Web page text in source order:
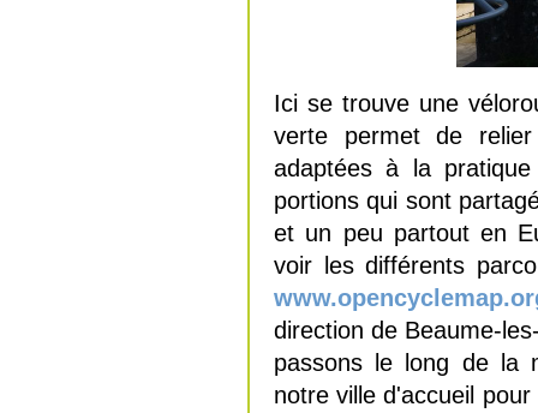
Ici se trouve une
verte permet de
adaptées à la
portions qui sont
et un peu partout en
voir les différents
direction de Beaume-
passons le long de la
notre ville d'accueil